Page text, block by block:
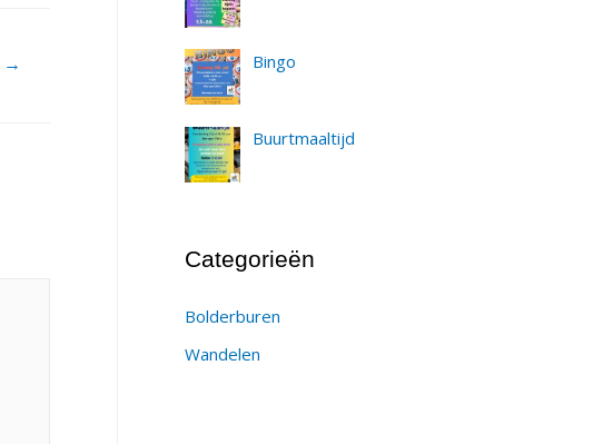
→ Bingo
Buurtmaaltijd
Categorieën
Bolderburen
Wandelen